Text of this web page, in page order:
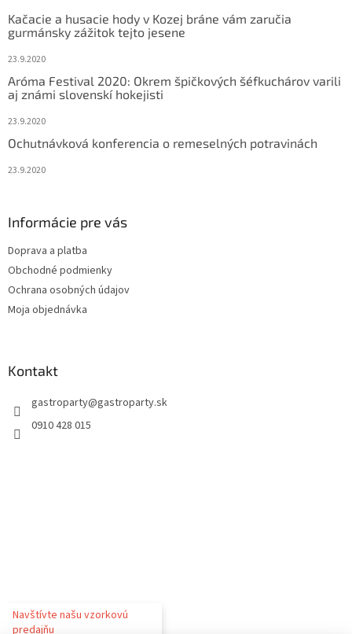
Kačacie a husacie hody v Kozej bráne vám zaručia
gurmánsky zážitok tejto jesene
23.9.2020
Aróma Festival 2020: Okrem špičkových šéfkuchárov varili
aj známi slovenskí hokejisti
23.9.2020
Ochutnávková konferencia o remeselných potravinách
23.9.2020
Informácie pre vás
Doprava a platba
Obchodné podmienky
Ochrana osobných údajov
Moja objednávka
Kontakt
gastroparty@gastroparty.sk
0910 428 015
Navštívte našu vzorkovú
predajňu